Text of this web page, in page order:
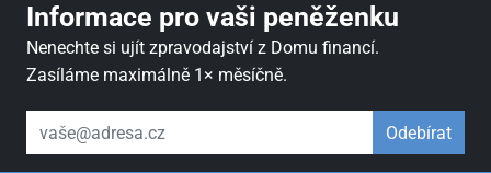
Informace pro vaši peněženku
Nenechte si ujít zpravodajství z Domu financí.
Zasíláme maximálně 1× měsíčně.
váš email Odebírat